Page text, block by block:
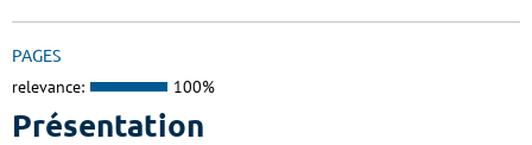
PAGES
relevance: 100%
Présentation